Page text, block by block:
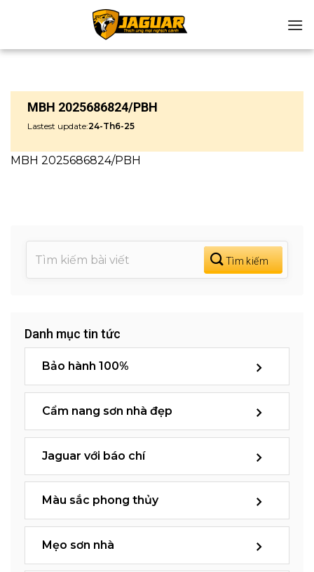
MBH 2025686824/PBH
Lastest update:24-Th6-25
MBH 2025686824/PBH
Danh mục tin tức
Bảo hành 100%
Cẩm nang sơn nhà đẹp
Jaguar với báo chí
Màu sắc phong thủy
Mẹo sơn nhà